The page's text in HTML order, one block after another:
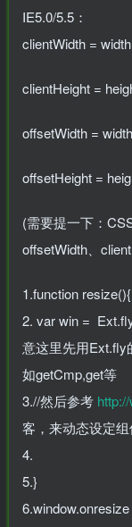
IE5.0/5.5：
clientWidth =
clientHeight =
offsetWidth = width
offsetHeight =
(需要提一下：
offsetWidth、
1.function resize(){
2. var win =
意这里先用Ext.fly
如getCmp,get等
3.//然后参考
客，来动态设定
4.
5.}